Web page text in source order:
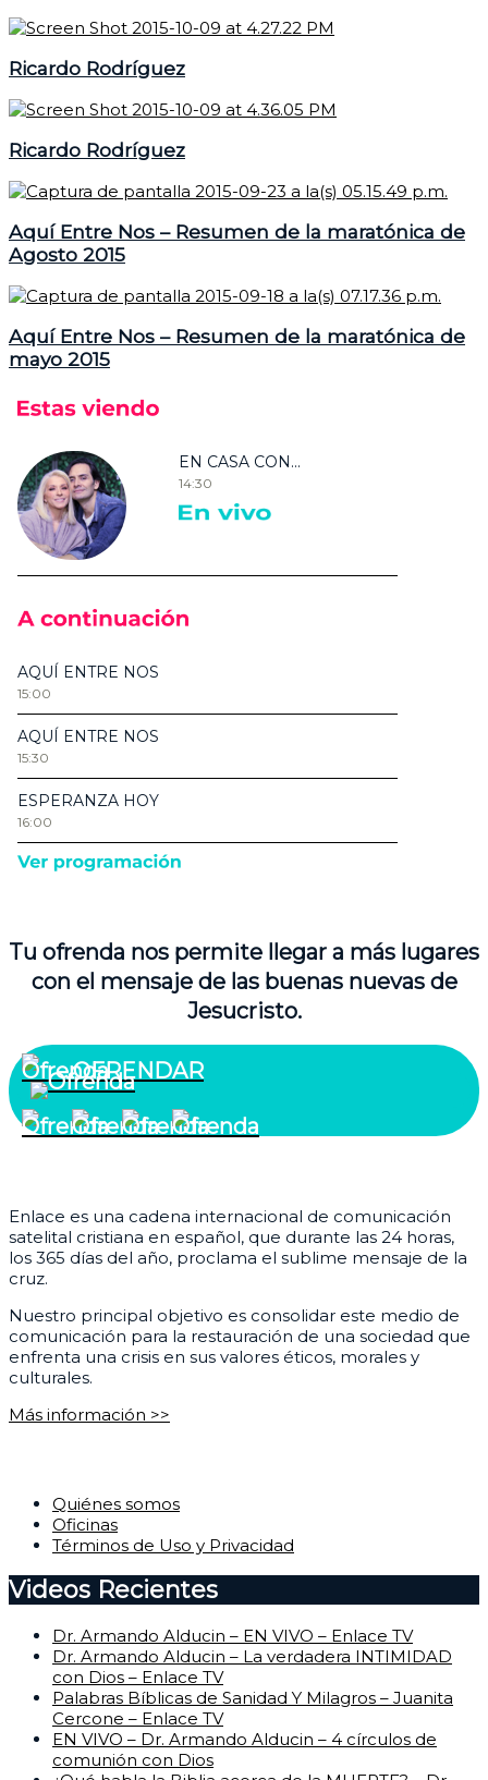
Ricardo Rodríguez
Ricardo Rodríguez
Aquí Entre Nos – Resumen de la maratónica de
Agosto 2015
Aquí Entre Nos – Resumen de la maratónica de
mayo 2015
Tu ofrenda nos permite llegar a más lugares
con el mensaje de las buenas nuevas de
Jesucristo.
OFRENDAR
Enlace es una cadena internacional de comunicación
satelital cristiana en español, que durante las 24 horas,
los 365 días del año, proclama el sublime mensaje de la
cruz.
Nuestro principal objetivo es consolidar este medio de
comunicación para la restauración de una sociedad que
enfrenta una crisis en sus valores éticos, morales y
culturales.
Más información >>
Quiénes somos
Oficinas
Términos de Uso y Privacidad
Videos Recientes
Dr. Armando Alducin – EN VIVO – Enlace TV
Dr. Armando Alducin – La verdadera INTIMIDAD
con Dios – Enlace TV
Palabras Bíblicas de Sanidad Y Milagros – Juanita
Cercone – Enlace TV
EN VIVO – Dr. Armando Alducin – 4 círculos de
comunión con Dios